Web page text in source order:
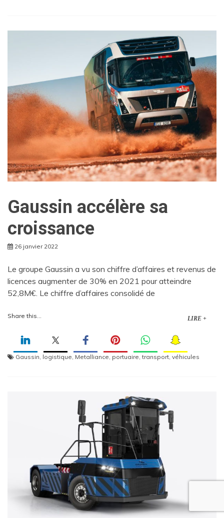
Gaussin accélère sa
croissance
26 janvier 2022
Le groupe Gaussin a vu son chiffre d’affaires et revenus de
licences augmenter de 30% en 2021 pour atteindre
52,8M€. Le chiffre d’affaires consolidé de
Share this... LIRE +
Gaussin, logistique, Metalliance, portuaire,transport, véhicules